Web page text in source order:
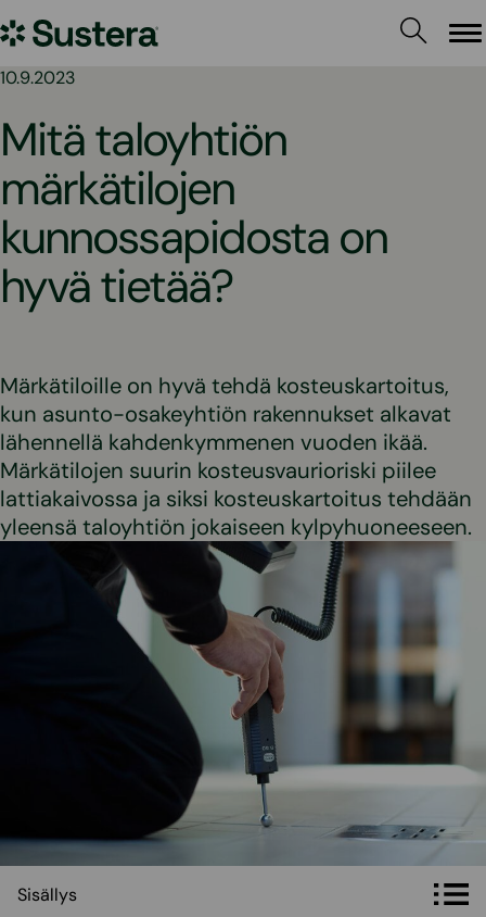
sisältöön
Sustera
10.9.2023
Mitä taloyhtiön
märkätilojen
kunnossapidosta on
hyvä tietää?
Märkätiloille on hyvä tehdä kosteuskartoitus,
kun asunto-osakeyhtiön rakennukset alkavat
lähennellä kahdenkymmenen vuoden ikää.
Märkätilojen suurin kosteusvaurioriski piilee
lattiakaivossa ja siksi kosteuskartoitus tehdään
yleensä taloyhtiön jokaiseen kylpyhuoneeseen.
Sisällys